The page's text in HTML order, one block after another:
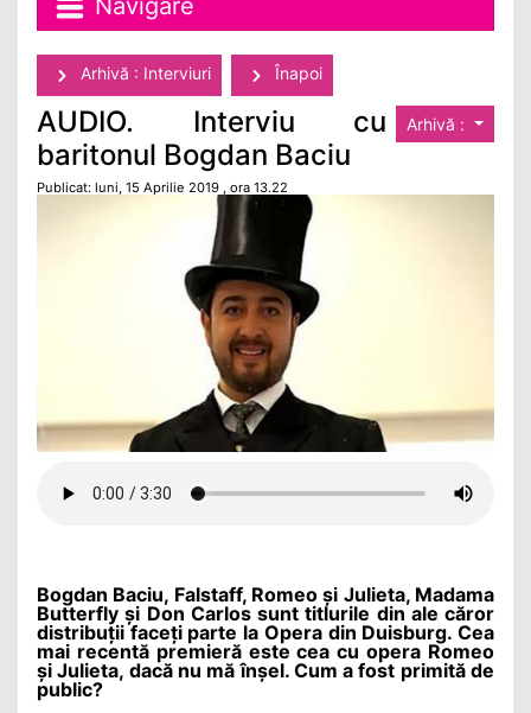
Arhivă : Interviuri Înapoi
Arhivă :
AUDIO. Interviu cu
baritonul Bogdan Baciu
Publicat: luni, 15 Aprilie 2019 , ora 13.22
Bogdan Baciu, Falstaff, Romeo și Julieta, Madama
Butterfly și Don Carlos sunt titlurile din ale căror
distribuții faceți parte la Opera din Duisburg. Cea
mai recentă premieră este cea cu opera Romeo
și Julieta, dacă nu mă înșel. Cum a fost primită de
public?